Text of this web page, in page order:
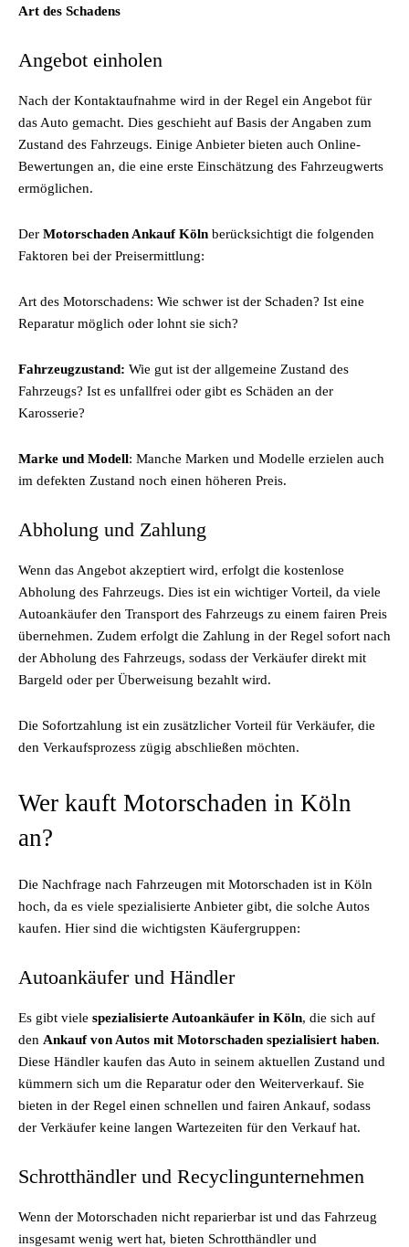
Art des Schadens
Angebot einholen
Nach der Kontaktaufnahme wird in der Regel ein Angebot für
das Auto gemacht. Dies geschieht auf Basis der Angaben zum
Zustand des Fahrzeugs. Einige Anbieter bieten auch Online-
Bewertungen an, die eine erste Einschätzung des Fahrzeugwerts
ermöglichen.
Der Motorschaden Ankauf Köln berücksichtigt die folgenden
Faktoren bei der Preisermittlung:
Art des Motorschadens: Wie schwer ist der Schaden? Ist eine
Reparatur möglich oder lohnt sie sich?
Fahrzeugzustand: Wie gut ist der allgemeine Zustand des
Fahrzeugs? Ist es unfallfrei oder gibt es Schäden an der
Karosserie?
Marke und Modell: Manche Marken und Modelle erzielen auch
im defekten Zustand noch einen höheren Preis.
Abholung und Zahlung
Wenn das Angebot akzeptiert wird, erfolgt die kostenlose
Abholung des Fahrzeugs. Dies ist ein wichtiger Vorteil, da viele
Autoankäufer den Transport des Fahrzeugs zu einem fairen Preis
übernehmen. Zudem erfolgt die Zahlung in der Regel sofort nach
der Abholung des Fahrzeugs, sodass der Verkäufer direkt mit
Bargeld oder per Überweisung bezahlt wird.
Die Sofortzahlung ist ein zusätzlicher Vorteil für Verkäufer, die
den Verkaufsprozess zügig abschließen möchten.
Wer kauft Motorschaden in Köln
an?
Die Nachfrage nach Fahrzeugen mit Motorschaden ist in Köln
hoch, da es viele spezialisierte Anbieter gibt, die solche Autos
kaufen. Hier sind die wichtigsten Käufergruppen:
Autoankäufer und Händler
Es gibt viele spezialisierte Autoankäufer in Köln, die sich auf
den Ankauf von Autos mit Motorschaden spezialisiert haben.
Diese Händler kaufen das Auto in seinem aktuellen Zustand und
kümmern sich um die Reparatur oder den Weiterverkauf. Sie
bieten in der Regel einen schnellen und fairen Ankauf, sodass
der Verkäufer keine langen Wartezeiten für den Verkauf hat.
Schrotthändler und Recyclingunternehmen
Wenn der Motorschaden nicht reparierbar ist und das Fahrzeug
insgesamt wenig wert hat, bieten Schrotthändler und